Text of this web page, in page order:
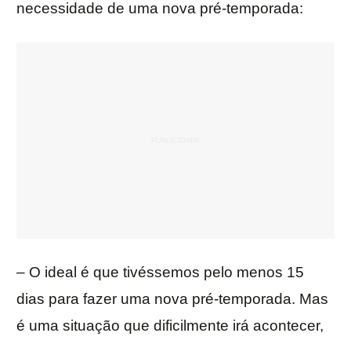
necessidade de uma nova pré-temporada:
– O ideal é que tivéssemos pelo menos 15
dias para fazer uma nova pré-temporada. Mas
é uma situação que dificilmente irá acontecer,